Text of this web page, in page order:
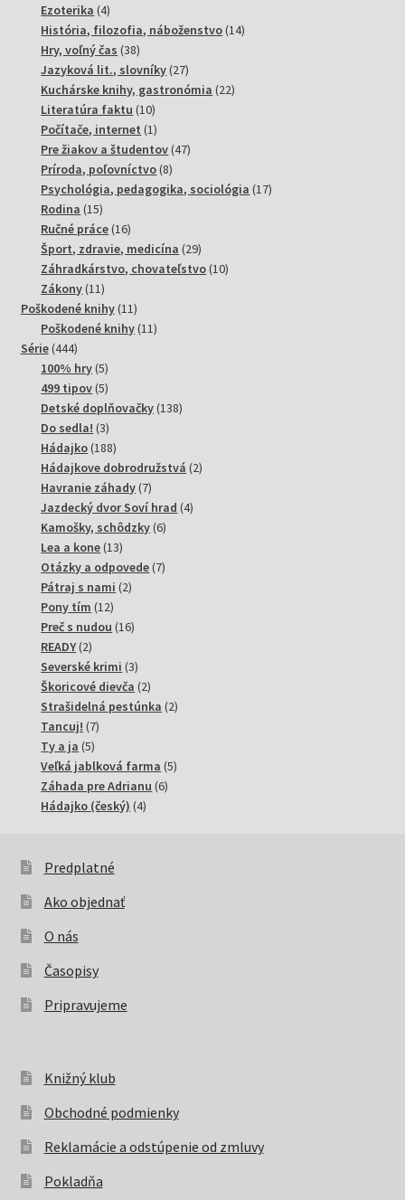
Ezoterika 44
produkty
História, filozofia, náboženstvo 1414
Hry, voľný čas 3838
produktov
Jazyková lit., slovníky 2727
produktov
Kuchárske knihy, gastronómia 2222
Literatúra faktu 1010
produktov
Počítače, internet 11
produkt
Pre žiakov a študentov 4747
Príroda, poľovníctvo 88
produktov
Psychológia, pedagogika, sociológia 1717
Rodina 1515
produktov
Ručné práce 1616
produktov
Šport, zdravie, medicína 2929
produktov
Záhradkárstvo, chovateľstvo 1010
Zákony 1111
produktov
Poškodené knihy 1111
produktov
Poškodené knihy 1111
Série 444444
produktov
100% hry 55
produktov
499 tipov 55
produktov
Detské doplňovačky 138138
Do sedla! 33
produkty
Hádajko 188188
produktov
Hádajkove dobrodružstvá 22
Havranie záhady 77
produktov
Jazdecký dvor Soví hrad 44
Kamošky, schôdzky 66
Lea a kone 1313
produktov
Otázky a odpovede 77
Pátraj s nami 22
Pony tím 1212
produktov
Preč s nudou 1616
READY 22
produkty
Severské krimi 33
produkty
Škoricové dievča 22
produkty
Strašidelná pestúnka 22
Tancuj! 77
Ty a ja 55
produktov
Veľká jablková farma 55
Záhada pre Adrianu 66
Hádajko (český) 44
Predplatné
Ako objednať
O nás
Časopisy
Pripravujeme
Knižný klub
Obchodné podmienky
Reklamácie a odstúpenie od zmluvy
Pokladňa